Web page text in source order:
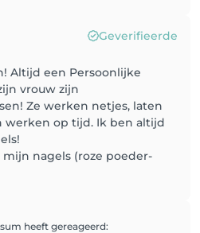
Geverifieerde
Altijd een Persoonlijke
vrouw zijn
Ze werken netjes, laten
werken op tijd. Ik ben altijd
nagels (roze poeder-
heeft gereageerd: